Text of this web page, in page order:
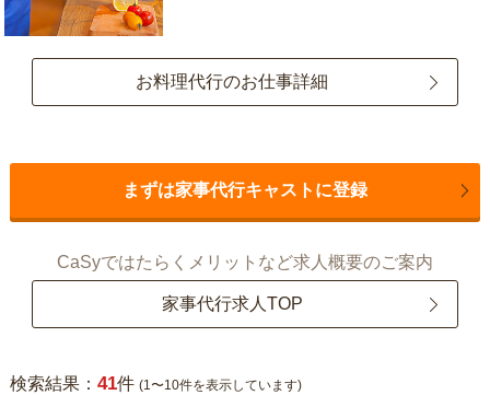
お料理代行のお仕事詳細
まずは家事代行キャストに登録
CaSyではたらくメリットなど求人概要のご案内
家事代行求人TOP
検索結果： 41件 (1〜10件を表示しています)